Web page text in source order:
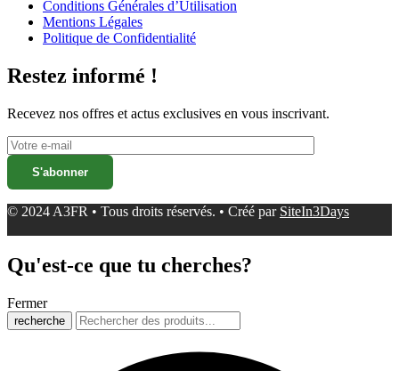
Conditions Générales d’Utilisation
Mentions Légales
Politique de Confidentialité
Restez informé !
Recevez nos offres et actus exclusives en vous inscrivant.
© 2024 A3FR • Tous droits réservés. • Créé par SiteIn3Days
Qu'est-ce que tu cherches?
Fermer
recherche